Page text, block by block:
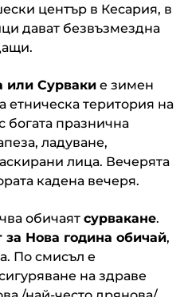
център в Кесария, в
дават безвъзмездна
или Сурваки е зимен
етническа територия на
богата празнична
ладуване,
лица. Вечерята
кадена вечеря.
обичаят сурвакане.
за Нова година обичай,
По смисъл е
на здраве